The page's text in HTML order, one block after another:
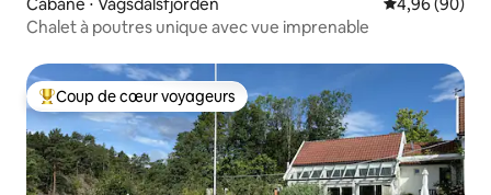
Chalet à poutres unique avec vue imprenable
Coups de cœur voyageurs les plus appréciés
Coup de cœur voyageurs